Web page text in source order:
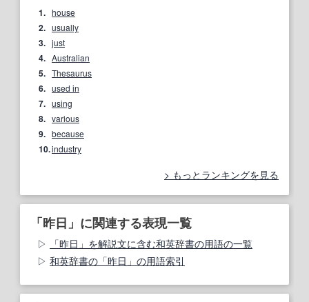
1. house
2. usually
3. just
4. Australian
5. Thesaurus
6. used in
7. using
8. various
9. because
10.industry
もっとランキングを見る
「昨日」に関連する表現一覧
「昨日」を解説文に含む和英辞書の用語の一覧
和英辞書の「昨日」の用語索引